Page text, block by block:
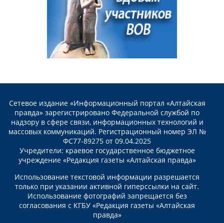
Сетевое издание «Информационный портал «Алтайская
правда» зарегистрировано Федеральной службой по
надзору в сфере связи, информационных технологий и
массовых коммуникаций. Регистрационный номер ЭЛ №
ФС77-89275 от 09.04.2025
Учредители: краевое государственное бюджетное
учреждение «Редакция газеты «Алтайская правда»
Использование текстовой информации разрешается
только при указании активной гиперссылки на сайт.
Использование фотографий запрещается без
согласования с КГБУ «Редакция газеты «Алтайская
правда»